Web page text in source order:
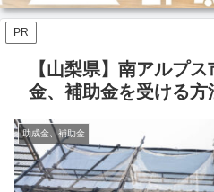
PR
【山梨県】南アルプ
金、補助金を受ける方
助成金、補助金